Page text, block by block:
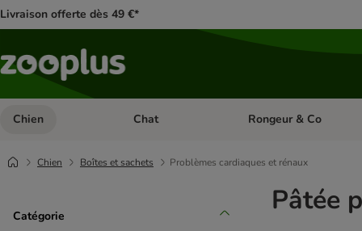
Livraison offerte dès 49 €*
Chien Dérouler les catégories: Chien
Chat Dérouler les catégories:
Rongeur & Co
Chien Boîtes et sachets Problèmes cardiaques et rénaux
Catégorie Pâtée